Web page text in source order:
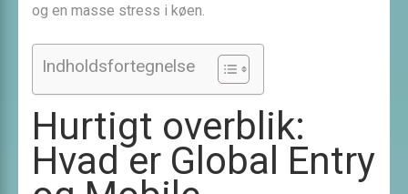
og en masse stress i køen.
Indholdsfortegnelse
Hurtigt overblik:
Hvad er Global Entry